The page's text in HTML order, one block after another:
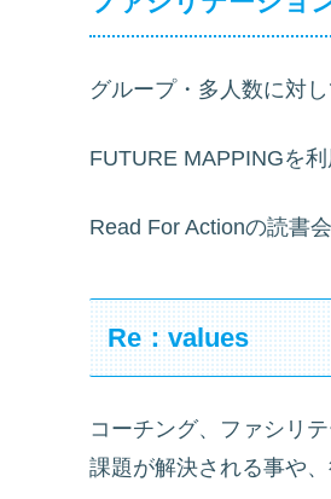
グループ・多人数に対
FUTURE MAPPINGを
Read For Actionの読書
Re：values
コーチング、ファシリ
課題が解決される事や